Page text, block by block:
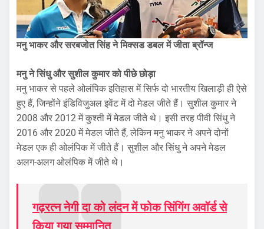
मनु भाकर और सरबजोत सिंह ने मिक्सड डबल में जीता ब्रॉन्ज
मनु नेसिंधुऔरसुशील कुमारको पीछे छोड़ा
मनु भाकर से पहले ओलंपिक इतिहास में सिर्फ दो भारतीय खिलाड़ी ही ऐसे
हुए हैं, जिन्होंने इंडिविजुअल इवेंट में दो मेडल जीते हैं। सुशील कुमार ने
2008 और 2012 में कुश्ती में मेडल जीते थे। इसी तरह पीवी सिंधु ने
2016 और 2020 में मेडल जीते हैं, लेकिन मनु भाकर ने अपने दोनों
मेडल एक ही ओलंपिक में जीते हैं। सुशील और सिंधु ने अपने मेडल
अलग-अलग ओलंपिक में जीते थे।
गढ़रत्न नेगी दा को लंदन में फोक सिंगिंग अवॉर्ड से
किया गया सम्मानित